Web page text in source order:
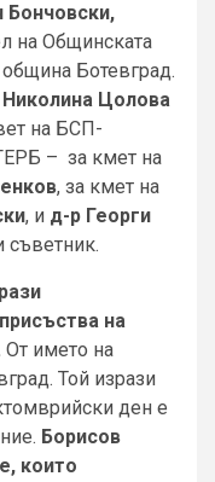
на Общинската
Ботевград.
Николина Цолова
на БСП-
– за кмет на
, за кмет на
, и д-р Георги
съветник.
на
От името на
Той изрази
ден е
Борисов
които